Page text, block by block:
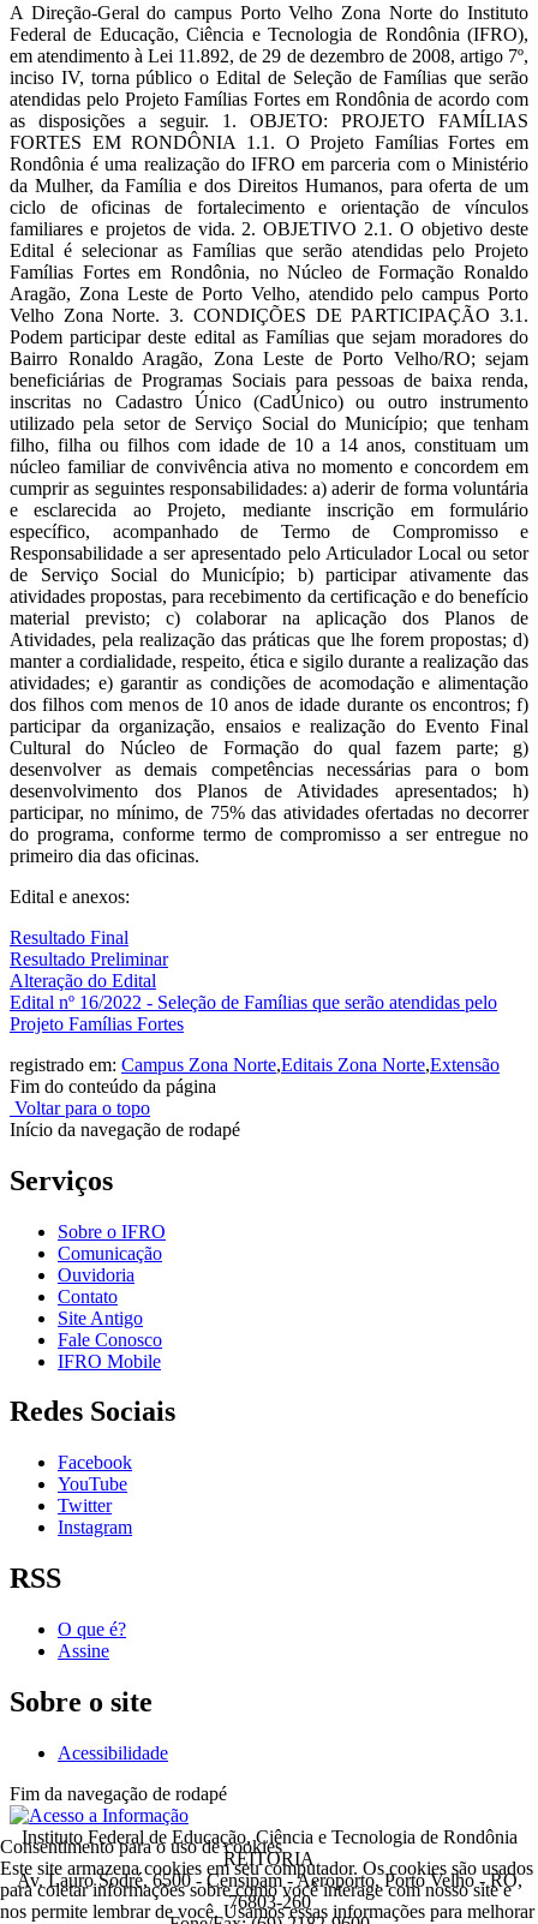
A Direção-Geral do campus Porto Velho Zona Norte do Instituto
Federal de Educação, Ciência e Tecnologia de Rondônia (IFRO),
em atendimento à Lei 11.892, de 29 de dezembro de 2008, artigo 7º,
inciso IV, torna público o Edital de Seleção de Famílias que serão
atendidas pelo Projeto Famílias Fortes em Rondônia de acordo com
as disposições a seguir. 1. OBJETO: PROJETO FAMÍLIAS
FORTES EM RONDÔNIA 1.1. O Projeto Famílias Fortes em
Rondônia é uma realização do IFRO em parceria com o Ministério
da Mulher, da Família e dos Direitos Humanos, para oferta de um
ciclo de oficinas de fortalecimento e orientação de vínculos
familiares e projetos de vida. 2. OBJETIVO 2.1. O objetivo deste
Edital é selecionar as Famílias que serão atendidas pelo Projeto
Famílias Fortes em Rondônia, no Núcleo de Formação Ronaldo
Aragão, Zona Leste de Porto Velho, atendido pelo campus Porto
Velho Zona Norte. 3. CONDIÇÕES DE PARTICIPAÇÃO 3.1.
Podem participar deste edital as Famílias que sejam moradores do
Bairro Ronaldo Aragão, Zona Leste de Porto Velho/RO; sejam
beneficiárias de Programas Sociais para pessoas de baixa renda,
inscritas no Cadastro Único (CadÚnico) ou outro instrumento
utilizado pela setor de Serviço Social do Município; que tenham
filho, filha ou filhos com idade de 10 a 14 anos, constituam um
núcleo familiar de convivência ativa no momento e concordem em
cumprir as seguintes responsabilidades: a) aderir de forma voluntária
e esclarecida ao Projeto, mediante inscrição em formulário
específico, acompanhado de Termo de Compromisso e
Responsabilidade a ser apresentado pelo Articulador Local ou setor
de Serviço Social do Município; b) participar ativamente das
atividades propostas, para recebimento da certificação e do benefício
material previsto; c) colaborar na aplicação dos Planos de
Atividades, pela realização das práticas que lhe forem propostas; d)
manter a cordialidade, respeito, ética e sigilo durante a realização das
atividades; e) garantir as condições de acomodação e alimentação
dos filhos com menos de 10 anos de idade durante os encontros; f)
participar da organização, ensaios e realização do Evento Final
Cultural do Núcleo de Formação do qual fazem parte; g)
desenvolver as demais competências necessárias para o bom
desenvolvimento dos Planos de Atividades apresentados; h)
participar, no mínimo, de 75% das atividades ofertadas no decorrer
do programa, conforme termo de compromisso a ser entregue no
primeiro dia das oficinas.
Edital e anexos:
Resultado Final
Resultado Preliminar
Alteração do Edital
Edital nº 16/2022 - Seleção de Famílias que serão atendidas pelo
Projeto Famílias Fortes
registrado em: Campus Zona Norte,Editais Zona Norte,Extensão
Fim do conteúdo da página
Voltar para o topo
Início da navegação de rodapé
Serviços
Sobre o IFRO
Comunicação
Ouvidoria
Contato
Site Antigo
Fale Conosco
IFRO Mobile
Redes Sociais
Facebook
YouTube
Twitter
Instagram
RSS
O que é?
Assine
Sobre o site
Acessibilidade
Fim da navegação de rodapé
Instituto Federal de Educação, Ciência e Tecnologia de Rondônia
REITORIA
Av. Lauro Sodré, 6500 - Censipam - Aeroporto, Porto Velho - RO,
76803-260
Consentimento para o uso de cookies
Este site armazena cookies em seu computador. Os cookies são usados
para coletar informações sobre como você interage com nosso site e
nos permite lembrar de você. Usamos essas informações para melhorar